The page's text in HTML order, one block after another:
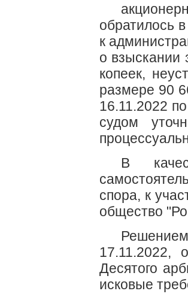
обратилось
к
о взыскании
копеек,
размере 90
16.11.2022
судом
В
спора, к
общество
17.11.2022,
Десятого
исковые